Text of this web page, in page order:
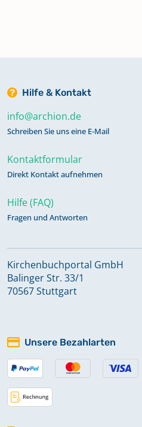
Hilfe & Kontakt
info@archion.de
Schreiben Sie uns eine E-Mail
Kontaktformular
Direkt Kontakt aufnehmen
Hilfe (FAQ)
Fragen und Antworten
Kirchenbuchportal GmbH
Balinger Str. 33/1
70567 Stuttgart
Unsere Bezahlarten